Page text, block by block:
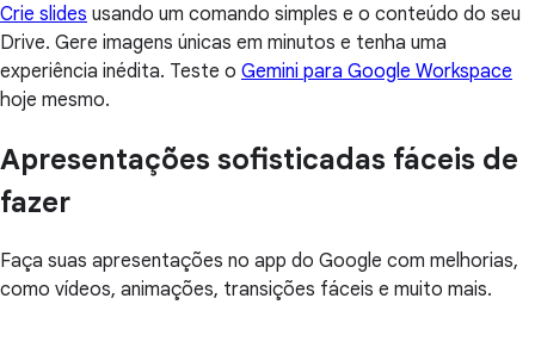
Crie slides usando um comando simples e o conteúdo do seu
Drive. Gere imagens únicas em minutos e tenha uma
experiência inédita. Teste o Gemini para Google Workspace
hoje mesmo.
Apresentações sofisticadas fáceis de
fazer
Faça suas apresentações no app do Google com melhorias,
como vídeos, animações, transições fáceis e muito mais.